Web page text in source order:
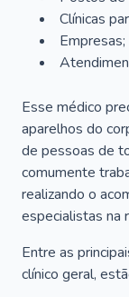
Clínicas
Empresas;
Esse médico
aparelhos do
de pessoas de
comumente
realizando o
especialistas na
Entre as
clínico geral,